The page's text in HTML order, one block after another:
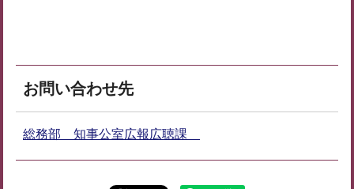
お問い合わせ先
総務部 知事公室広報広聴課